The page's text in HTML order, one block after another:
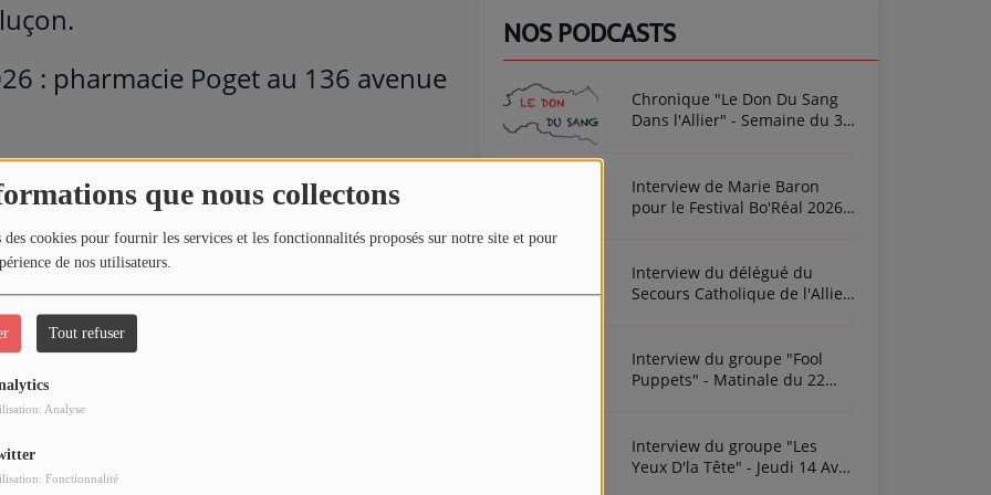
que nous collectons
cookies pour fournir les services et les fonctionnalités proposés sur notre site et pour
de nos utilisateurs.
Tout refuser
Analyse
Fonctionnalité
: pharmacie Poget au 136 avenue
située au 45 Route George
des Marais au 65 avenue Albert
Bidaud au 13 rue André
pharmacie au centre commercial
NOS PODCASTS
Chronique "Le Don Du Sang
Dans l'Allier" - Semaine du 3
Interview de Marie Baron
pour le Festival Bo'Réal 2026
Interview du délégué du
Secours Catholique de l'Allier
Interview du groupe "Fool
Puppets" - Matinale du 22
Interview du groupe "Les
Yeux D'la Tête" - Jeudi 14 Avril